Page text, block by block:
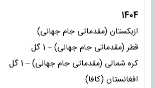
1404
ازبکستان (مقدماتی جام جهانی)
قطر (مقدماتی جام جهانی) – 1 گل
کره شمالی (مقدماتی جام جهانی) – 1 گل
افغانستان (کافا)